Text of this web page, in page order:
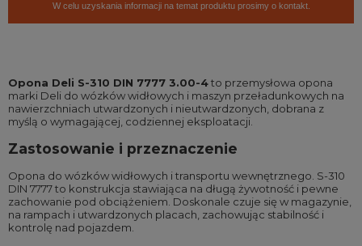
W celu uzyskania informacji na temat produktu prosimy o kontakt.
Opona Deli S-310 DIN 7777 3.00-4to przemysłowa opona
marki Deli do wózków widłowych i maszyn przeładunkowych na
nawierzchniach utwardzonych i nieutwardzonych, dobrana z
myślą o wymagającej, codziennej eksploatacji.
Zastosowanie i przeznaczenie
Opona do wózków widłowych i transportu wewnętrznego. S-310
DIN 7777 to konstrukcja stawiająca na długą żywotność i pewne
zachowanie pod obciążeniem. Doskonale czuje się w magazynie,
na rampach i utwardzonych placach, zachowując stabilność i
kontrolę nad pojazdem.